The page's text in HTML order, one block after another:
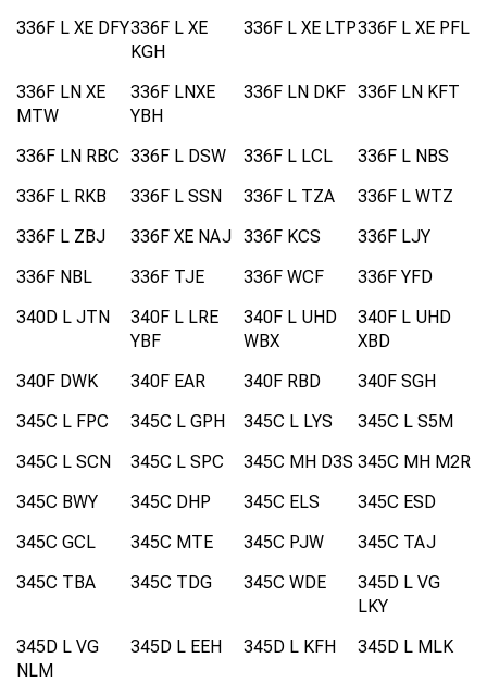
336F L XE DFY336F L XE
KGH
336F L XE LTP336F L XE PFL
336F LN XE
MTW
336F LNXE
YBH
336F LN DKF 336F LN KFT
336F LN RBC 336F L DSW 336F L LCL
336F L NBS
336F L RKB
336F L SSN 336F L TZA
336F L WTZ
336F L ZBJ
336F XE NAJ 336F KCS
336F LJY
336F NBL
336F TJE 336F WCF
336F YFD
340D L JTN
340F L LRE
YBF
340F L UHD
WBX
340F L UHD
XBD
340F DWK
340F EAR 340F RBD
340F SGH
345C L FPC
345C L GPH 345C L LYS
345C L S5M
345C L SCN
345C L SPC 345C MH D3S 345C MH M2R
345C BWY
345C DHP 345C ELS
345C ESD
345C GCL
345C MTE 345C PJW
345C TAJ
345C TBA
345C TDG 345C WDE
345D L VG
LKY
345D L VG
NLM
345D L EEH 345D L KFH 345D L MLK